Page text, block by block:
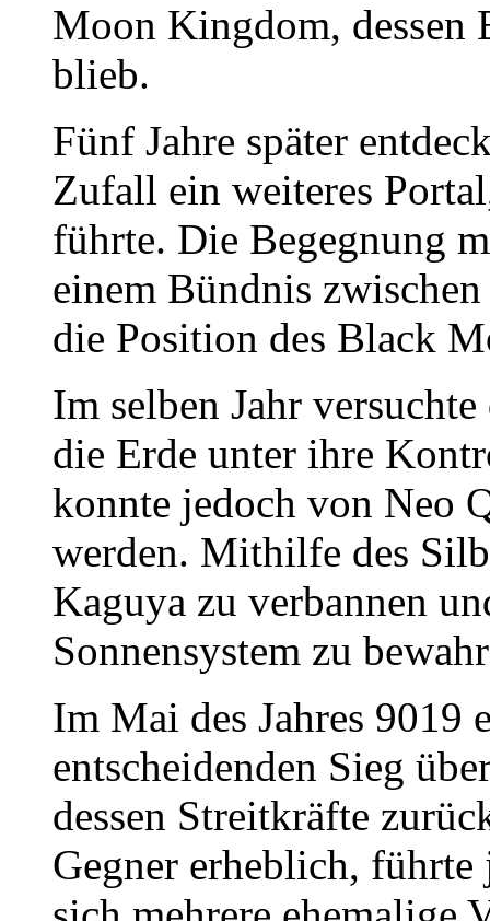
Moon Kingdom, dessen
blieb.
Fünf Jahre später
Zufall ein weiteres
führte. Die Begegnung
einem Bündnis
die Position des Black
Im selben Jahr
die Erde unter ihre
konnte jedoch von Neo
werden. Mithilfe des
Kaguya zu verbannen
Sonnensystem zu
Im Mai des Jahres 9019
entscheidenden Sieg
dessen Streitkräfte
Gegner erheblich,